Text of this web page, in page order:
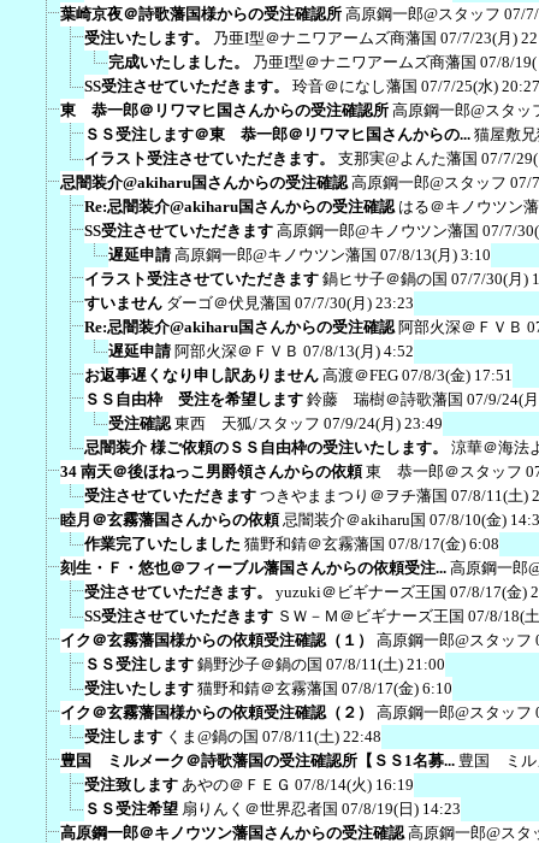
葉崎京夜＠詩歌藩国様からの受注確認所 高原鋼一郎@スタッフ 07/
受注いたします。
乃亜I型＠ナニワアームズ商藩国 07/7/23(月)
完成いたしました。
乃亜I型＠ナニワアームズ商藩国 07/8/
SS受注させていただきます。
玲音＠になし藩国 07/7/25(水) 20:27
東 恭一郎＠リワマヒ国さんからの受注確認所 高原鋼一郎@スタッ
ＳＳ受注します＠東 恭一郎＠リワマヒ国さんからの... 猫屋敷
イラスト受注させていただきます。
支那実@よんた藩国 07/7/
忌闇装介@akiharu国さんからの受注確認 高原鋼一郎@スタッフ 07/
Re:忌闇装介@akiharu国さんからの受注確認 はる＠キノウツン
SS受注させていただきます 高原鋼一郎@キノウツン藩国 07/7/
遅延申請 高原鋼一郎@キノウツン藩国 07/8/13(月) 3:10
イラスト受注させていただきます 鍋ヒサ子＠鍋の国 07/7/30(月)
すいません ダーゴ＠伏見藩国 07/7/30(月) 23:23
Re:忌闇装介@akiharu国さんからの受注確認 阿部火深＠ＦＶＢ
遅延申請 阿部火深＠ＦＶＢ 07/8/13(月) 4:52
お返事遅くなり申し訳ありません 高渡＠FEG 07/8/3(金) 17:51
ＳＳ自由枠 受注を希望します 鈴藤 瑞樹＠詩歌藩国 07/9/24(
受注確認 東西 天狐/スタッフ 07/9/24(月) 23:49
忌闇装介 様ご依頼のＳＳ自由枠の受注いたします。
涼華＠海法
34 南天＠後ほねっこ男爵領さんからの依頼 東 恭一郎＠スタッフ
受注させていただきます つきやままつり＠ヲチ藩国 07/8/11(土)
睦月＠玄霧藩国さんからの依頼 忌闇装介＠akiharu国 07/8/10(金)
作業完了いたしました 猫野和錆＠玄霧藩国 07/8/17(金) 6:08
刻生・Ｆ・悠也＠フィーブル藩国さんからの依頼受注... 高原鋼一郎
受注させていただきます。
yuzuki＠ビギナーズ王国 07/8/17(金)
SS受注させていただきます ＳＷ－Ｍ＠ビギナーズ王国 07/8/18(
イク＠玄霧藩国様からの依頼受注確認（１）
高原鋼一郎@スタッフ
ＳＳ受注します 鍋野沙子＠鍋の国 07/8/11(土) 21:00
受注いたします 猫野和錆＠玄霧藩国 07/8/17(金) 6:10
イク＠玄霧藩国様からの依頼受注確認（２）
高原鋼一郎@スタッフ
受注します くま@鍋の国 07/8/11(土) 22:48
豊国 ミルメーク＠詩歌藩国の受注確認所【ＳＳ1名募... 豊国 ミル
受注致します あやの＠ＦＥＧ 07/8/14(火) 16:19
ＳＳ受注希望 扇りんく＠世界忍者国 07/8/19(日) 14:23
高原鋼一郎＠キノウツン藩国さんからの受注確認 高原鋼一郎@スタ